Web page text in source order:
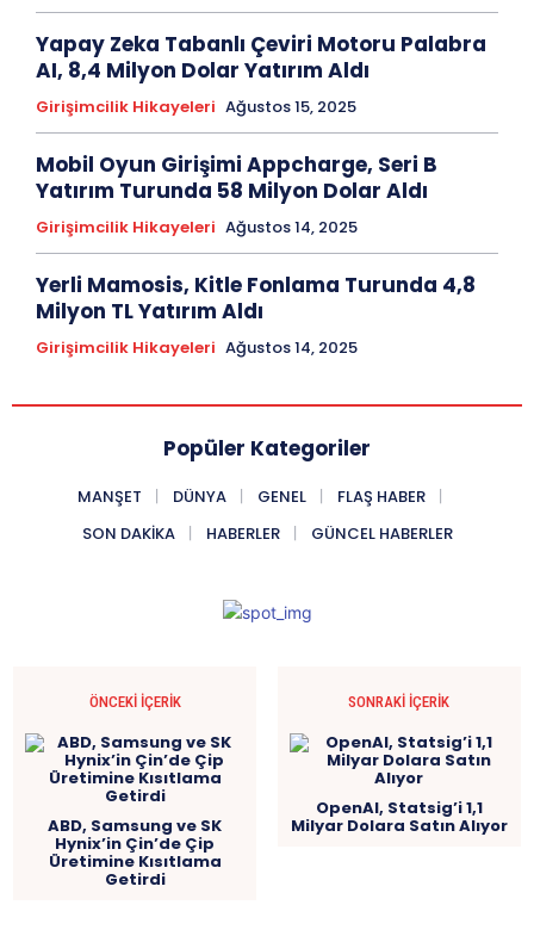
Yapay Zeka Tabanlı Çeviri Motoru Palabra
AI, 8,4 Milyon Dolar Yatırım Aldı
Girişimcilik Hikayeleri Ağustos 15, 2025
Mobil Oyun Girişimi Appcharge, Seri B
Yatırım Turunda 58 Milyon Dolar Aldı
Girişimcilik Hikayeleri Ağustos 14, 2025
Yerli Mamosis, Kitle Fonlama Turunda 4,8
Milyon TL Yatırım Aldı
Girişimcilik Hikayeleri Ağustos 14, 2025
Popüler Kategoriler
MANŞET DÜNYA GENEL
FLAŞ HABER
SON DAKIKA
HABERLER GÜNCEL HABERLER
ÖNCEKI İÇERIK
ABD, Samsung ve SK
Hynix’in Çin’de Çip
Üretimine Kısıtlama
Getirdi
SONRAKI İÇERIK
OpenAI, Statsig’i 1,1
Milyar Dolara Satın Alıyor